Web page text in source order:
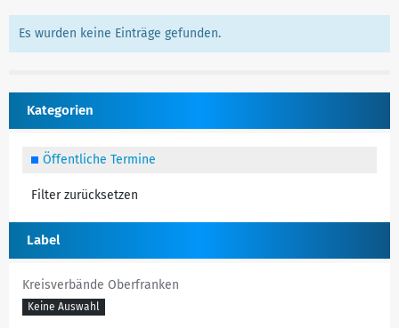
Es wurden keine Einträge gefunden.
Kategorien
Öffentliche Termine
Filter zurücksetzen
Label
Kreisverbände Oberfranken
Keine Auswahl